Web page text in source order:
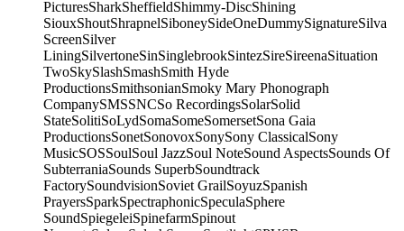
PicturesSharkSheffieldShimmy-DiscShining
SiouxShoutShrapnelSiboneySideOneDummySignatureSilva
ScreenSilver
LiningSilvertoneSinSinglebrookSintezSireSireenaSituation
TwoSkySlashSmashSmith Hyde
ProductionsSmithsonianSmoky Mary Phonograph
CompanySMSSNCSo RecordingsSolarSolid
StateSolitiSoLydSomaSomeSomersetSona Gaia
ProductionsSonetSonovoxSonySony ClassicalSony
MusicSOSSoulSoul JazzSoul NoteSound AspectsSounds Of
SubterraniaSounds SuperbSoundtrack
FactorySoundvisionSoviet GrailSoyuzSpanish
PrayersSparkSpectraphonicSpeculaSphere
SoundSpiegeleiSpinefarmSpinout